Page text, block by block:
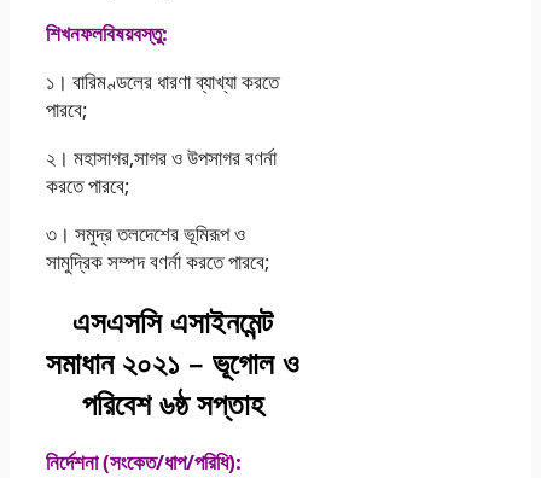
শিখনফলবিষয়বস্তু:
১। বারিমণ্ডলের ধারণা ব্যাখ্যা করতে
পারবে;
২। মহাসাগর,সাগর ও উপসাগর বণর্না
করতে পারবে;
৩। সমুদ্র তলদেশের ভূমিরূপ ও
সামুদ্রিক সম্পদ বণর্না করতে পারবে;
এসএসসি এসাইনমেন্ট
সমাধান ২০২১ – ভূগোল ও
পরিবেশ ৬ষ্ঠ সপ্তাহ
নির্দেশনা (সংকেত/ধাপ/পরিধি):